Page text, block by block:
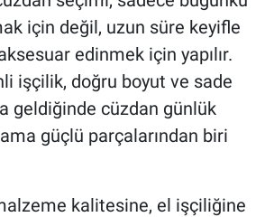
için değil, uzun süre keyifle
edinmek için yapılır.
işçilik, doğru boyut ve sade
geldiğinde cüzdan günlük
güçlü parçalarından biri
kalitesine, el işçiliğine